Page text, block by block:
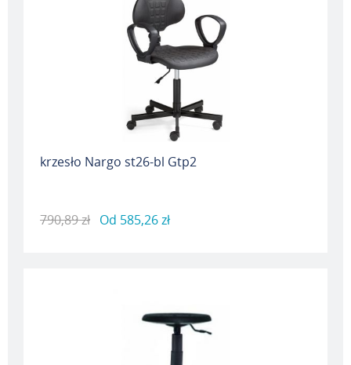
krzesło Nargo st26-bl Gtp2
790,89 zł Od 585,26 zł